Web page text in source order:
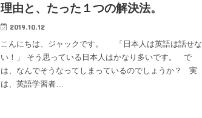
理由と、たった１つの解決法。
2019.10.12
こんにちは、ジャックです。 「日本人は英語は話せな
い！」 そう思っている日本人はかなり多いです。 で
は、なんでそうなってしまっているのでしょうか？ 実
は、英語学習者…